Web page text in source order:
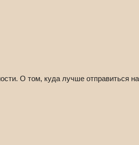
О том, куда лучше отправиться